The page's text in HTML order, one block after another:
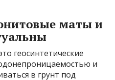
маты и
геосинтетические
и
в грунт под